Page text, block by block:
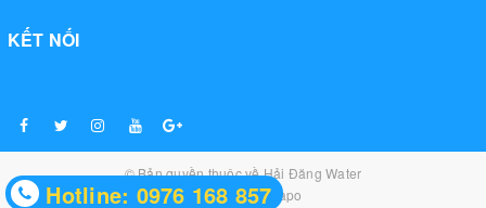
KẾT NỐI
© Bản quyền thuộc vềHải Đăng Water
Cung cấp bởiSapo
Hotline: 0976 168 857